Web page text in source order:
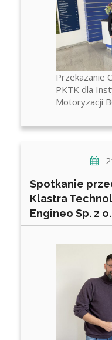
Przekazanie
PKTK dla
Motoryzacji
Spotkanie
Klastra
Engineo Sp. z